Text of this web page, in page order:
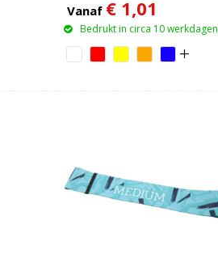
Vanaf € 1,01
Bedrukt in circa 10 werkdagen